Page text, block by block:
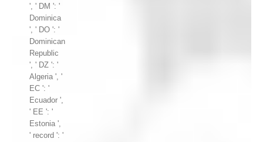
', ' DM ': '
Dominica
', ' DO ': '
Dominican
Republic
', ' DZ ': '
Algeria ', '
EC ': '
Ecuador ',
' EE ': '
Estonia ',
' record ': '